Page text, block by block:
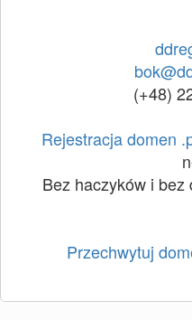
(+48)
Rejestracja domen
Bez haczyków i
Przechwytuj